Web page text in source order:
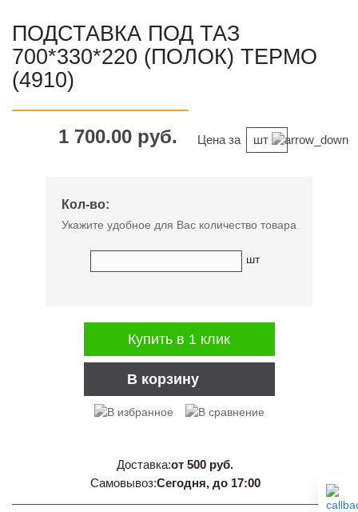
ПОДСТАВКА ПОД ТАЗ
700*330*220 (ПОЛОК) ТЕРМО
(4910)
1 700.00 руб. Цена за шт
Кол-во:
Укажите удобное для Вас количество товара
шт
В корзину
Купить в 1 клик
Доставка:от 500 руб.
Самовывоз:Сегодня, до 17:00